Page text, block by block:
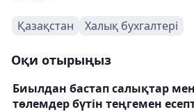
Қазақстан Халық бухгалтері
Оқи отырыңыз
Биылдан бастап салықтар мен
төлемдер бүтін теңгемен